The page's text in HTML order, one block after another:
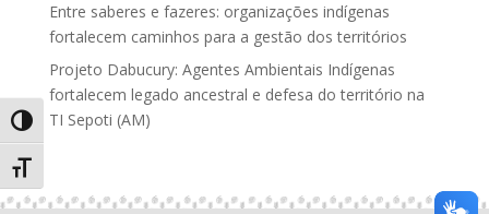
Alternar alto contraste
Alternar tamanho da fonte
Entre saberes e fazeres: organizações indígenas
fortalecem caminhos para a gestão dos territórios
Projeto Dabucury: Agentes Ambientais Indígenas
fortalecem legado ancestral e defesa do território na
TI Sepoti (AM)